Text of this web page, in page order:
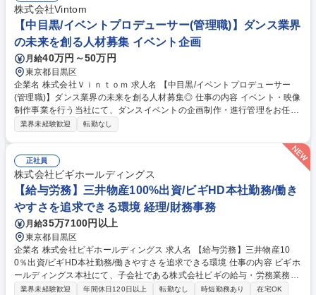
■得られたインサイトをもとにした、事業・商品・マーケティング活動へ
の示唆・提案 など 募集職種 【東京/目黒】海外顧客インサイト調査推進＆
海外家電販社の事業拡大/WEB面接可
株式会社Vintom
【中目黒/イベントプロデューサー(管理職)】ダンス業界
の未来を創る人材募集 イベント企画
月給40万円～50万円
東京都目黒区
企業名 株式会社Ｖｉｎｔｏｍ 求人名 【中目黒/イベントプロデューサー
(管理職)】ダンス業界の未来を創る人材募集◎ 仕事の内容 イベント・映像
制作事業を行う当社にて、ダンスイベントの企画制作・進行管理をお任せ
します。ダンサーや企業への提案営業、当日の運営、映像制作のディレク
・大規模ダンスイベント（大学ダンスサークル日本一決定戦、FASHION
DANCE NIGHT等）の企画立案・制作進行。 ・法人への協賛・タイアップ
提案営業。ダンサーへの出演者声掛け。 ・イベントコンテンツとなるCM/
PV等の映像制作ディレクション業務。 ・ダンスイベント事業部のメンバ
ーマネジメントも兼任いただきます。 募集職種 【中目黒/イベントプロデ
ューサー(管理職)】ダンス業界の未来を創る人材募集◎
業界未経験歓迎 転勤なし
正社員
株式会社ビギホールディングス
【給与労務】三井物産100%出資/ビギHD本社勤務/働き
やすさを追求できる環境 経理/財務事務
月給35万7100円以上
東京都目黒区
企業名 株式会社ビギホールディングス 求人名 【給与労務】三井物産10
0％出資/ビギHD本社勤務/働きやすさを追求できる環境 仕事の内容 ビギホ
ールディングス本社にて、子会社である株式会社ビギの給与・労務業務全
般をご担当いただきます。歴史あるブランドを支える従業員の就業環境を
業界未経験歓迎 年間休日120日以上 転勤なし 時短勤務あり
在宅OK